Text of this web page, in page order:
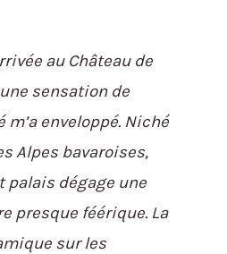
au Château de
sensation de
enveloppé. Niché
Alpes bavaroises,
palais dégage une
presque féérique. La
sur les